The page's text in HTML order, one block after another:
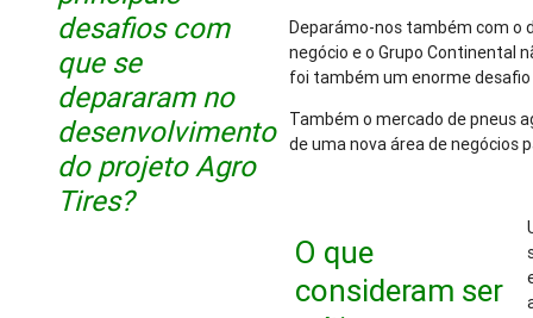
desafios com
que se
depararam no
desenvolvimento
do projeto Agro
Tires?
Deparámo-nos também com o
negócio e o Grupo Continental
foi também um enorme
Também o mercado de pneus
de uma nova área de negócios
O que
consideram ser